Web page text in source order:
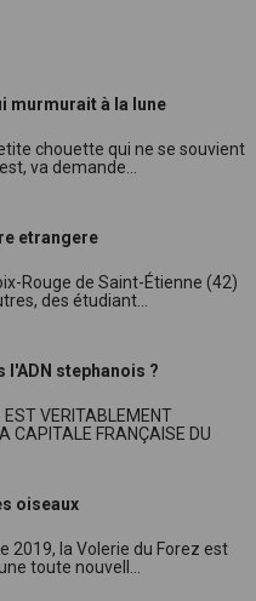
murmurait à la lune
chouette qui ne se souvient
va demande...
etrangere
Rouge de Saint-Étienne (42)
des étudiant...
l'ADN stephanois ?
EST VERITABLEMENT
CAPITALE FRANÇAISE DU
oiseaux
2019, la Volerie du Forez est
toute nouvell...